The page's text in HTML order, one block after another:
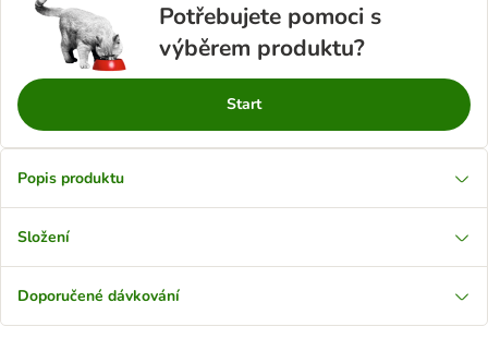
Potřebujete pomoci s
výběrem produktu?
Start
Popis produktu
Složení
Doporučené dávkování